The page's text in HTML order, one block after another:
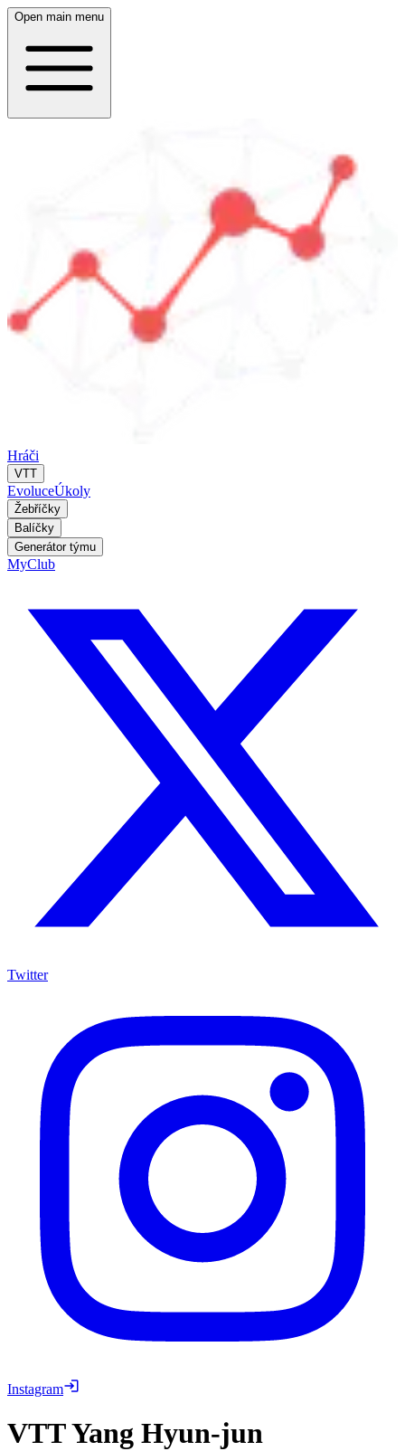
Open main menu
Hráči
VTT
EvoluceÚkoly
Žebříčky
Balíčky
Generátor týmu
MyClub
Twitter
Instagram
VTTYang Hyun-jun